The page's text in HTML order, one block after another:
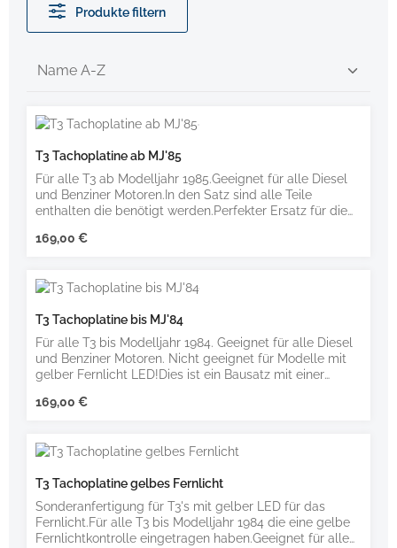
Produkte filtern
T3 Tachoplatine ab MJ'85
Für alle T3 ab Modelljahr 1985.Geeignet für alle Diesel
und Benziner Motoren.In den Satz sind alle Teile
enthalten die benötigt werden.Perfekter Ersatz für die
vorgefertigten Platine und allen nötigen Bauteilen. Auf
auch ein vorgefertigter Kabelsatz bei. Die Anleitung gibt
Alternative für die VW Ersatzteilnummern 251 919 059
A/B/C/D/E/F/G/K genommen werden. Beim Design
von den Bausatz wurde viel Wert auf einen einfachen
Einbau gelegt. Trotzdem sollte der Einbau von
fachkundigen Personal gemacht werden. ACHTUNG!!!
Schaut vor dem Kauf bitte einmal in die
Regulärer Preis:
169,00 €
T3 Tachoplatine bis MJ'84
Für alle T3 bis Modelljahr 1984. Geeignet für alle Diesel
und Benziner Motoren. Nicht geeignet für Modelle mit
gelber Fernlicht LED!Dies ist ein Bausatz mit einer
der Platine sind schon alle Bauteile in SMD bestückt. Es
es hier auf meiner Seite. Dieser Bausatz kann als
A/B/C/D/E/F/G/K genommen werden. Falls etwas
unklar sein sollt, dann nutzt bitte das Kontaktformular
für eure Fragen.
Regulärer Preis:
169,00 €
T3 Tachoplatine gelbes Fernlicht
Sonderanfertigung für T3's mit gelber LED für das
Fernlicht.Für alle T3 bis Modelljahr 1984 die eine gelbe
Fernlichtkontrolle eingetragen haben.Geeignet für alle